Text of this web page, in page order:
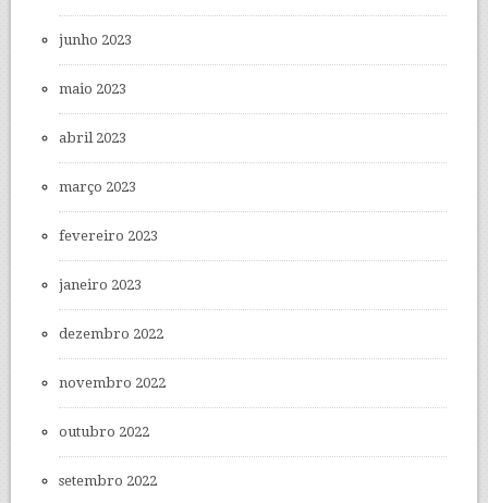
junho 2023
maio 2023
abril 2023
março 2023
fevereiro 2023
janeiro 2023
dezembro 2022
novembro 2022
outubro 2022
setembro 2022